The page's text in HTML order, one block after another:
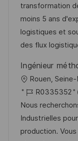
i
s
a
t
o
n
d
’
a
f
i
c
h
a
g
e
é
g
o
r
e
transformation
moins 5 ans
logistiques et
des flux
Ingénieur
o
c
a
l
Rouen,
R
é
f
é
R0335352
Nous
Industrielles
production.